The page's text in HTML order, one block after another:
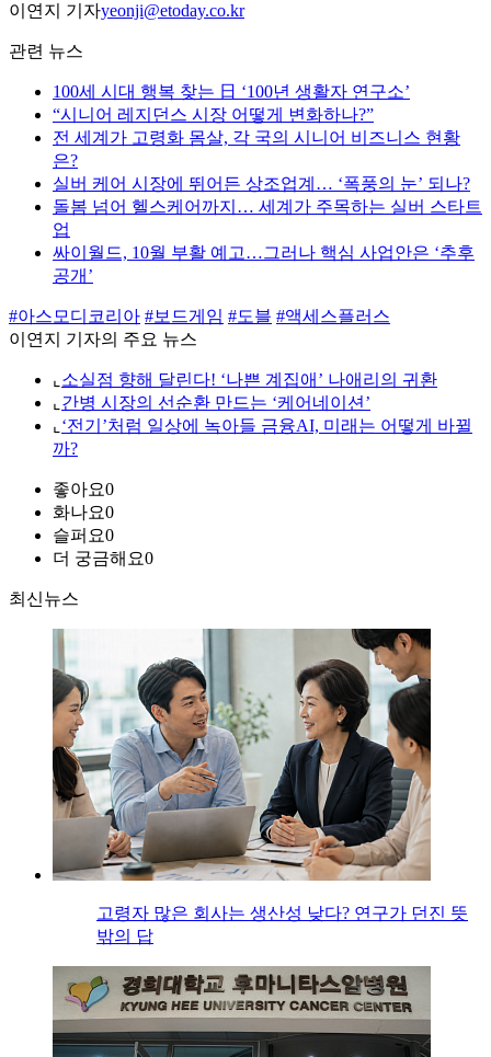
이연지 기자yeonji@etoday.co.kr
관련 뉴스
100세 시대 행복 찾는 日 ‘100년 생활자 연구소’
“시니어 레지던스 시장 어떻게 변화하나?”
전 세계가 고령화 몸살, 각 국의 시니어 비즈니스 현황
은?
실버 케어 시장에 뛰어든 상조업계… ‘폭풍의 눈’ 되나?
돌봄 넘어 헬스케어까지… 세계가 주목하는 실버 스타트
업
싸이월드, 10월 부활 예고…그러나 핵심 사업안은 ‘추후
공개’
#아스모디코리아 #보드게임 #도블 #액세스플러스
이연지 기자의 주요 뉴스
⌞ 소실점 향해 달린다! ‘나쁜 계집애’ 나애리의 귀환
⌞ 간병 시장의 선순환 만드는 ‘케어네이션’
⌞ ‘전기’처럼 일상에 녹아들 금융AI, 미래는 어떻게 바뀔
까?
좋아요0
화나요0
슬퍼요0
더 궁금해요0
최신뉴스
고령자 많은 회사는 생산성 낮다? 연구가 던진 뜻
밖의 답